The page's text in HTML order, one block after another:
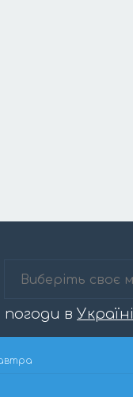
погоди в Україні